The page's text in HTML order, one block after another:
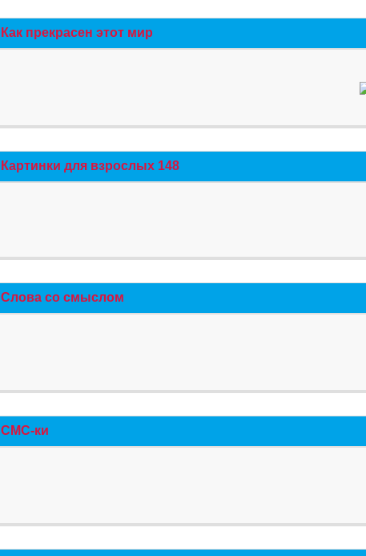
Как прекрасен этот мир
Картинки для взрослых 148
Слова со смыслом
СМС-ки